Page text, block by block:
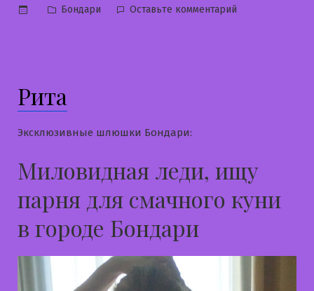
Опубликовано
Бондари Оставьте комментарий
Рита
Эксклюзивные шлюшки Бондари:
Миловидная леди, ищу
парня для смачного куни
в городе Бондари